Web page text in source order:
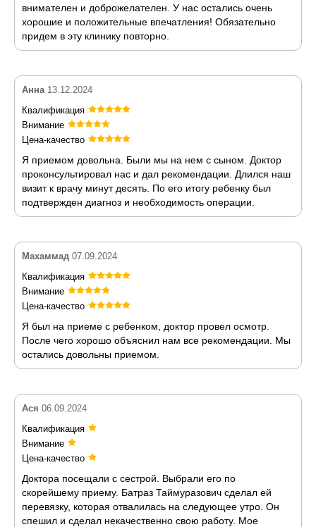
внимателен и доброжелателен. У нас остались очень
хорошие и положительные впечатления! Обязательно
придем в эту клинику повторно.
Анна 13.12.2024
Квалификация
Внимание
Цена-качество
Я приемом довольна. Были мы на нем с сыном. Доктор
проконсультировал нас и дал рекомендации. Длился наш
визит к врачу минут десять. По его итогу ребенку был
подтвержден диагноз и необходимость операции.
Махаммад 07.09.2024
Квалификация
Внимание
Цена-качество
Я был на приеме с ребенком, доктор провел осмотр.
После чего хорошо объяснил нам все рекомендации. Мы
остались довольны приемом.
Ася 06.09.2024
Квалификация
Внимание
Цена-качество
Доктора посещали с сестрой. Выбрали его по
скорейшему приему. Батраз Таймуразович сделал ей
перевязку, которая отвалилась на следующее утро. Он
спешил и сделал некачественно свою работу. Мое